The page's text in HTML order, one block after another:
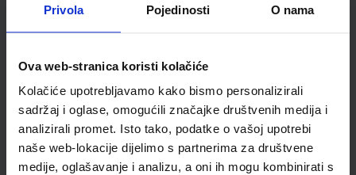
Privola Pojedinosti O nama
Ova web-stranica koristi kolačiće
Kolačiće upotrebljavamo kako bismo personalizirali
sadržaj i oglase, omogućili značajke društvenih medija i
analizirali promet. Isto tako, podatke o vašoj upotrebi
naše web-lokacije dijelimo s partnerima za društvene
medije, oglašavanje i analizu, a oni ih mogu kombinirati s
škole (2021)
Autor(i):
Danijel Orešić Igor Tišma Ružica Vuk Alenka Bujan
ŠKOLSKA KNJIGA d.d. Registarski broj ministarstva:
SKU:569105 CIJENA:12,04 €
ŠIFRA OMOTA: 500175